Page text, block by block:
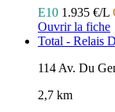
E10 1.935 €/L
Ouvrir la fiche
Total - Relais
114 Av. Du
2,7 km